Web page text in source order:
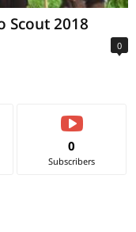
Scout 2018
0
0
Subscribers